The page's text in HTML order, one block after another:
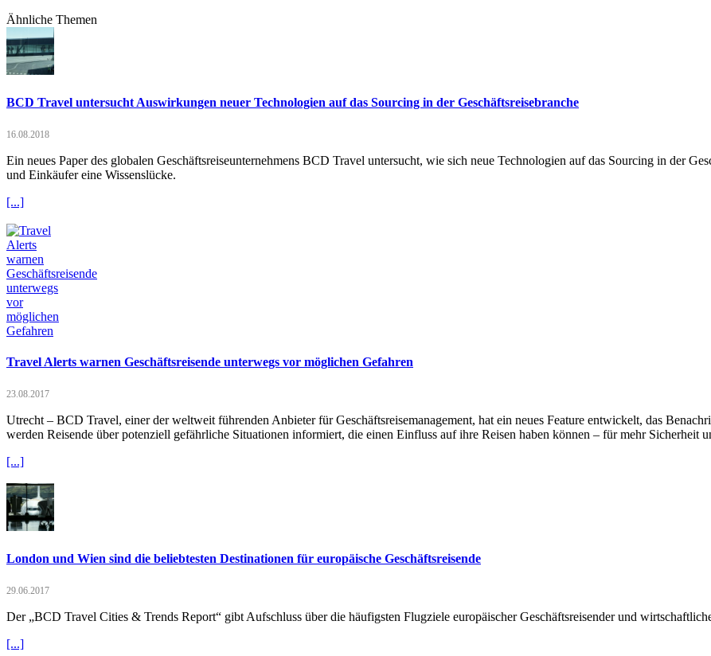
Ähnliche Themen
BCD Travel untersucht Auswirkungen neuer Technologien auf das Sourcing in der Geschäftsreisebranche
16.08.2018
Ein neues Paper des globalen Geschäftsreiseunternehmens BCD Travel untersucht, wie sich neue Technologien auf das Sourcing in der
und Einkäufer eine Wissenslücke.
[...]
Travel Alerts warnen Geschäftsreisende unterwegs vor möglichen Gefahren
23.08.2017
Utrecht – BCD Travel, einer der weltweit führenden Anbieter für Geschäftsreisemanagement, hat ein neues Feature entwickelt, das
werden Reisende über potenziell gefährliche Situationen informiert, die einen Einfluss auf ihre Reisen haben können – für mehr
[...]
London und Wien sind die beliebtesten Destinationen für europäische Geschäftsreisende
29.06.2017
Der „BCD Travel Cities & Trends Report“ gibt Aufschluss über die häufigsten Flugziele europäischer Geschäftsreisender und
[...]